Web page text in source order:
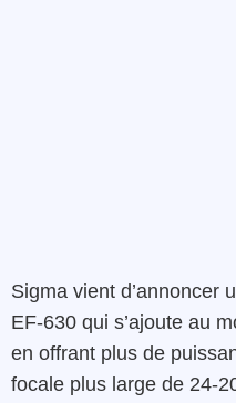
Sigma vient d’annoncer
EF-630 qui s’ajoute au
en offrant plus de
focale plus large de 24-